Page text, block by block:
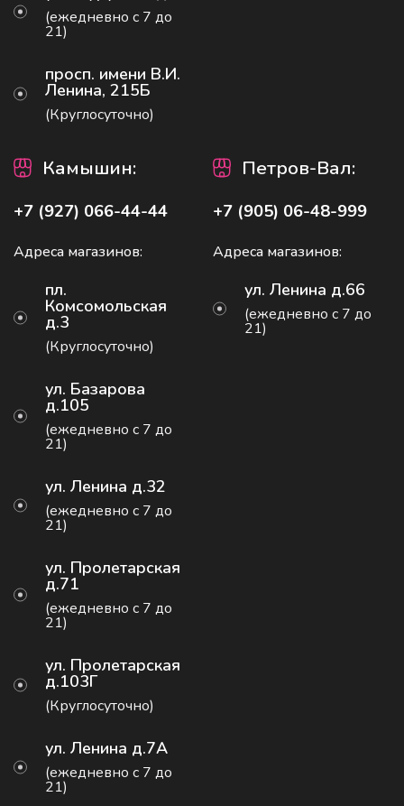
(ежедневно с 7 до
21)
просп. имени В.И.
Ленина, 215Б
(Круглосуточно)
Камышин:
+7 (927) 066-44-44
Адреса магазинов:
пл.
Комсомольская
д.3
(Круглосуточно)
ул. Базарова
д.105
(ежедневно с 7 до
21)
ул. Ленина д.32
(ежедневно с 7 до
21)
ул. Пролетарская
д.71
(ежедневно с 7 до
21)
ул. Пролетарская
д.103Г
(Круглосуточно)
ул. Ленина д.7А
(ежедневно с 7 до
21)
Петров-Вал:
+7 (905) 06-48-999
Адреса магазинов:
ул. Ленина д.66
(ежедневно с 7 до
21)